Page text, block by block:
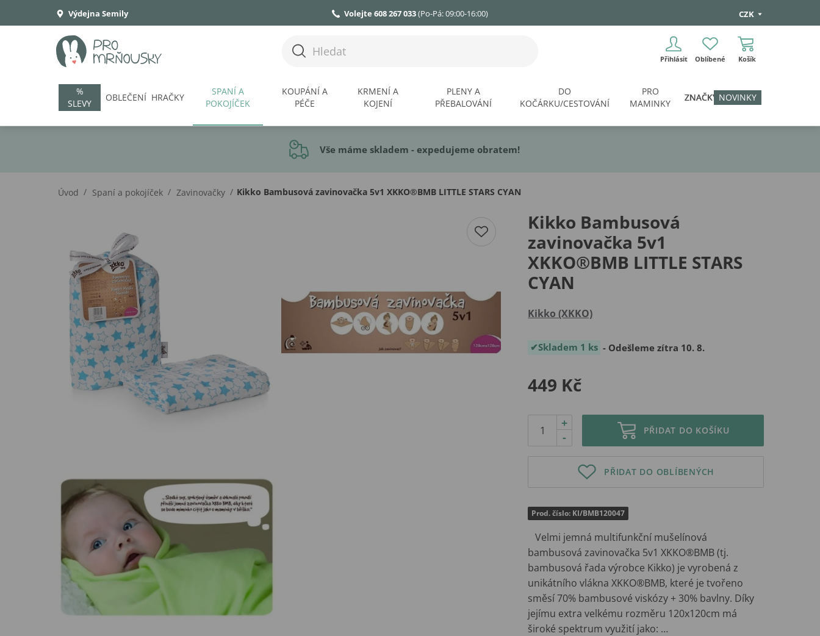
Výdejna Semily Volejte 608 267 033(Po-Pá: 09:00-16:00) CZK
Přihlásit Oblíbené Košík
%
SLEVY
OBLEČENÍ HRAČKY
SPANÍ A
POKOJÍČEK
KOUPÁNÍ A
PÉČE
KRMENÍ A
KOJENÍ
PLENY A
PŘEBALOVÁNÍ
DO
KOČÁRKU/CESTOVÁNÍ
PRO
MAMINKY
ZNAČKY NOVINKY
Vše máme skladem - expedujeme obratem!
Úvod / Spaní a pokojíček / Zavinovačky / Kikko Bambusová zavinovačka 5v1 XKKO®BMB LITTLE STARS CYAN
Kikko Bambusová
zavinovačka 5v1
XKKO®BMB LITTLE STARS
CYAN
Kikko (XKKO)
Skladem 1 ks - Odešleme zítra 10. 8.
449 Kč
-
+
PŘIDAT DO KOŠÍKU
PŘIDAT DO OBLÍBENÝCH
Prod. číslo: KI/BMB120047
Velmi jemná multifunkční mušelínová
bambusová zavinovačka 5v1 XKKO®BMB (tj.
bambusová řada výrobce Kikko) je vyrobená z
unikátního vlákna XKKO®BMB, které je tvořeno
směsí 70% bambusové viskózy + 30% bavlny. Díky
jejímu extra velkému rozměru 120x120cm má
široké spektrum využití jako: …